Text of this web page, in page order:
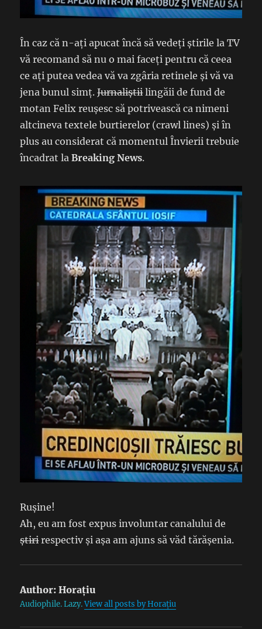
În caz că n-ați apucat încă să vedeți știrile la TV
vă recomand să nu o mai faceți pentru că ceea
ce ați putea vedea vă va zgâria retinele și vă va
jena bunul simț.Jurnaliștiilingăii de fund de
motan Felix reușesc să potrivească ca nimeni
altcineva textele burtierelor (crawl lines) și în
plus au considerat că momentul Învierii trebuie
încadrat laBreaking News.
Rușine!
Ah, eu am fost expus involuntar canalului de
știrirespectiv și așa am ajuns să văd tărășenia.
Author: Horațiu
Audiophile. Lazy.View all posts by Horațiu